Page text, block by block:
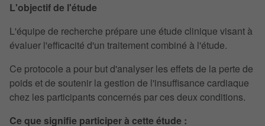
L'objectif de l'étude
L'équipe de recherche prépare une étude clinique visant à
évaluer l'efficacité d'un traitement combiné à l'étude.
Ce protocole a pour but d'analyser les effets de la perte de
poids et de soutenir la gestion de l'insuffisance cardiaque
chez les participants concernés par ces deux conditions.
Ce que signifie participer à cette étude :